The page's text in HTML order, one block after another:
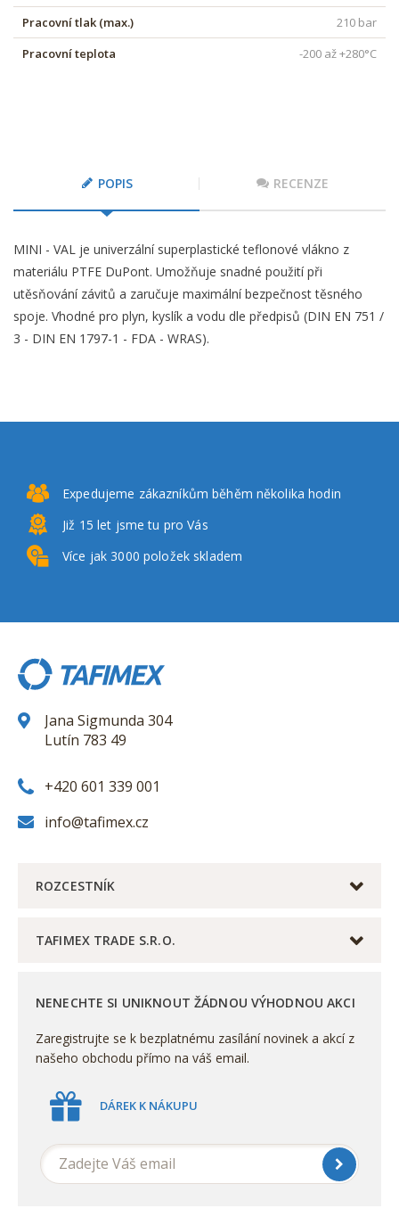
Pracovní tlak (max.)
210 bar
Pracovní teplota
-200 až +280°C
POPIS RECENZE
MINI - VAL je univerzální superplastické teflonové vlákno z
materiálu PTFE DuPont. Umožňuje snadné použití při
utěsňování závitů a zaručuje maximální bezpečnost těsného
spoje. Vhodné pro plyn, kyslík a vodu dle předpisů (DIN EN 751 /
3 - DIN EN 1797-1 - FDA - WRAS).
Expedujeme zákazníkům běhěm několika hodin
Již 15 let jsme tu pro Vás
Více jak 3000 položek skladem
Jana Sigmunda 304
Lutín 783 49
+420 601 339 001
info@tafimex.cz
ROZCESTNÍK
TAFIMEX TRADE S.R.O.
NENECHTE SI UNIKNOUT ŽÁDNOU VÝHODNOU AKCI
Zaregistrujte se k bezplatnému zasílání novinek a akcí z
našeho obchodu přímo na váš email.
DÁREK K NÁKUPU